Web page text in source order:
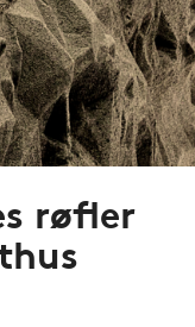
røfler